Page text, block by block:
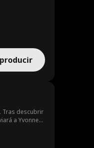
Tras descubrir
a Yvonne